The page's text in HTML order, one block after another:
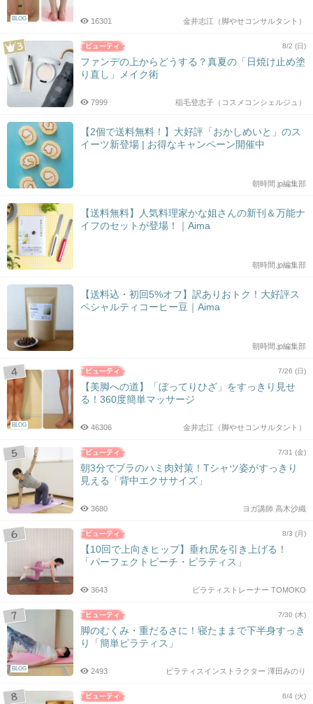
BLOG 金井志江（脚やせコンサルタント）
16301
8/2 (日)
ファンデの上からどうする？真夏の「日焼け止め塗
り直し」メイク術
稲毛登志子（コスメコンシェルジュ）
7999
【2個で送料無料！】大好評「おかしめいと」のス
イーツ新登場 | お得なキャンペーン開催中
朝時間.jp編集部
【送料無料】人気料理家かな姐さんの新刊＆万能ナ
イフのセットが登場！｜Aima
朝時間.jp編集部
【送料込・初回5%オフ】訳ありおトク！大好評ス
ペシャルティコーヒー豆｜Aima
朝時間.jp編集部
BLOG
7/26 (日)
【美脚への道】「ぼってりひざ」をすっきり見せ
る！360度簡単マッサージ
金井志江（脚やせコンサルタント）
46306
7/31 (金)
朝3分でブラのハミ肉対策！Tシャツ姿がすっきり
見える「背中エクササイズ」
ヨガ講師 高木沙織
3680
8/3 (月)
【10回で上向きヒップ】垂れ尻を引き上げる！
「パーフェクトピーチ・ピラティス」
ピラティストレーナー TOMOKO
3643
BLOG
7/30 (木)
脚のむくみ・重だるさに！寝たままで下半身すっき
り「簡単ピラティス」
ピラティスインストラクター 澤田みのり
2493
8/4 (火)